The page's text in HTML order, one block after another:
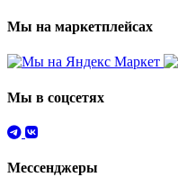
Мы на маркетплейсах
Мы в соцсетях
Мессенджеры